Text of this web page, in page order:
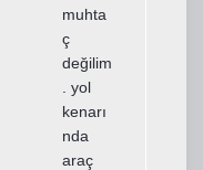
muhta
ç
değilim
. yol
kenarı
nda
araç